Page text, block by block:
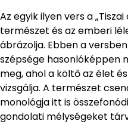
Az egyik ilyen vers a
természet és az emberi
ábrázolja. Ebben a
szépsége hasonlóképpen
meg, ahol a költő az élet
vizsgálja. A természet
monológja itt is
gondolati mélységeket